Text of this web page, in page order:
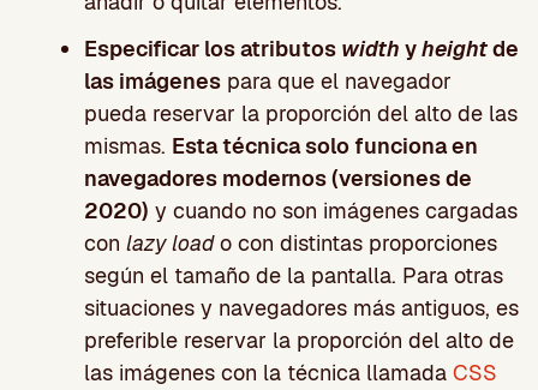
Especificar los atributos width yheightde
las imágenes para que el navegador
pueda reservar la proporción del alto de las
mismas. Esta técnica solo funciona en
navegadores modernos (versiones de
2020) y cuando no son imágenes cargadas
con lazy loado con distintas proporciones
según el tamaño de la pantalla. Para otras
situaciones y navegadores más antiguos, es
preferible reservar la proporción del alto de
las imágenes con la técnica llamada CSS